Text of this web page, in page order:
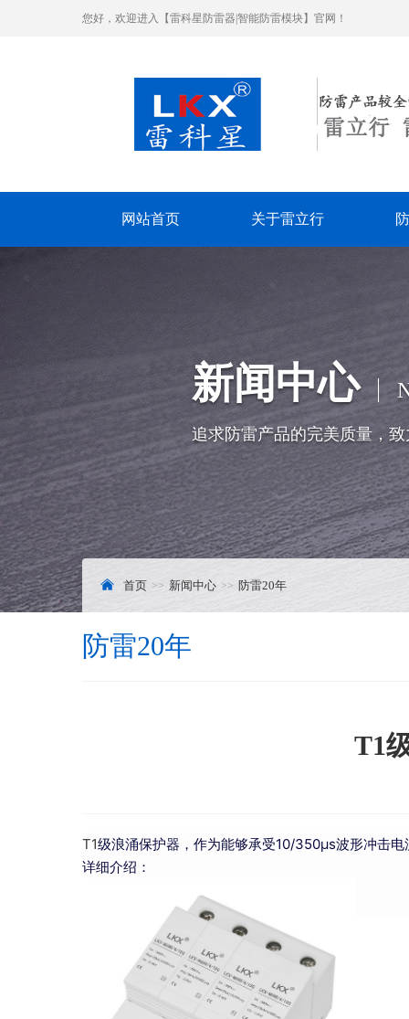
您好，欢迎进入【雷科星防雷器|智能防雷模块】官网！
网站首页 关于雷立行
新闻中心
追求防雷产品的完美质量，
首页 新闻中心 防雷20年
防雷20年
T1
T1级浪涌保护器，作为能够承受10/350µs波形冲击
详细介绍：